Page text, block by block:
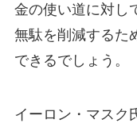
金の使い道に対し
無駄を削減するた
できるでしょう。
イーロン・マスク